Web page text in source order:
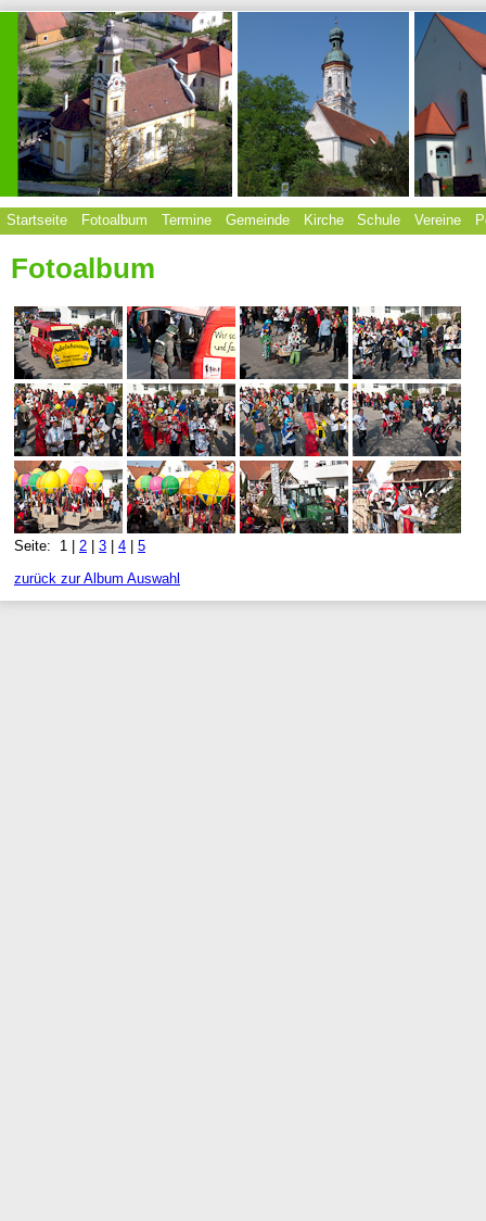
Startseite Fotoalbum Termine Gemeinde Kirche Schule Vereine
Fotoalbum
Seite: 1 | 2 3 4
5
zurück zur Album Auswahl